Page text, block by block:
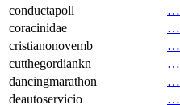
conductapoll
…
coracinidae
…
cristianonovemb
…
cutthegordiankn
…
dancingmarathon
…
deautoservicio
…